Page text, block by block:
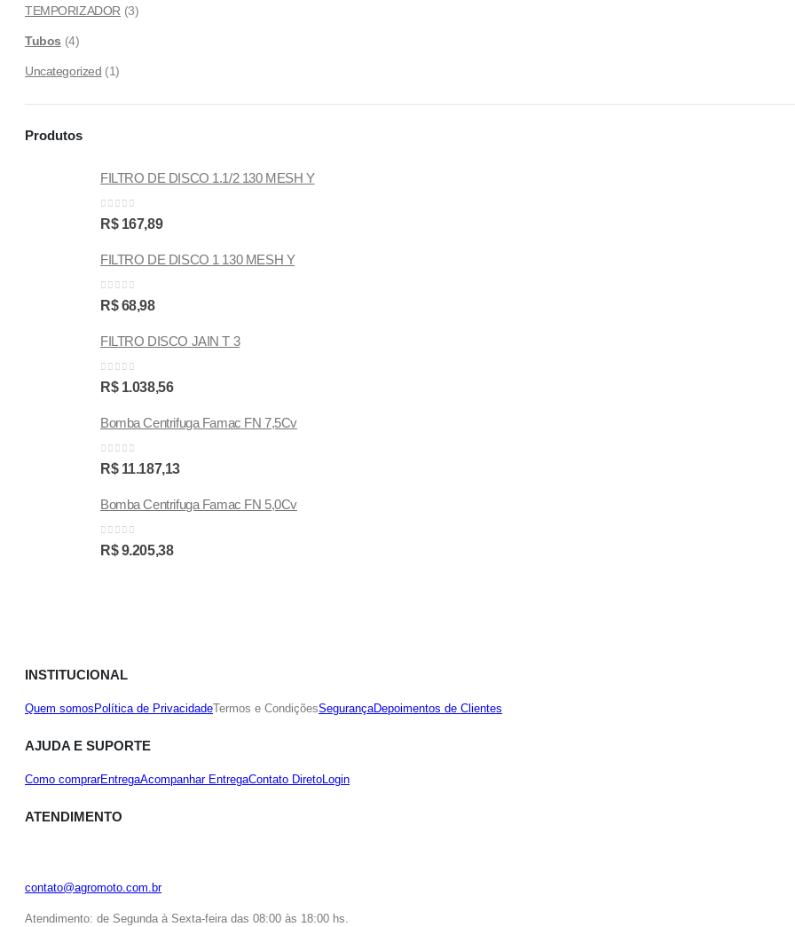
TEMPORIZADOR (3)
Tubos (4)
Uncategorized (1)
Produtos
FILTRO DE DISCO 1.1/2 130 MESH Y
0out of 5
R$167,89
FILTRO DE DISCO 1 130 MESH Y
0out of 5
R$68,98
FILTRO DISCO JAIN T 3
0out of 5
R$1.038,56
Bomba Centrifuga Famac FN 7,5Cv
0out of 5
R$11.187,13
Bomba Centrifuga Famac FN 5,0Cv
0out of 5
R$9.205,38
INSTITUCIONAL
Quem somosPolítica de PrivacidadeTermos e CondiçõesSegurançaDepoimentos de Clientes
AJUDA E SUPORTE
Como comprarEntregaAcompanhar EntregaContato DiretoLogin
ATENDIMENTO
contato@agromoto.com.br
Atendimento: de Segunda à Sexta-feira das 08:00 às 18:00 hs.